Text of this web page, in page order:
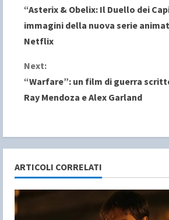
o
n
t
i
u
e
R
“Asterix & Obelix: Il Duello dei
immagini della nuova serie
Netflix
Next:
“Warfare”: un film di guerra
Ray Mendoza e Alex Garland
ARTICOLI CORRELATI